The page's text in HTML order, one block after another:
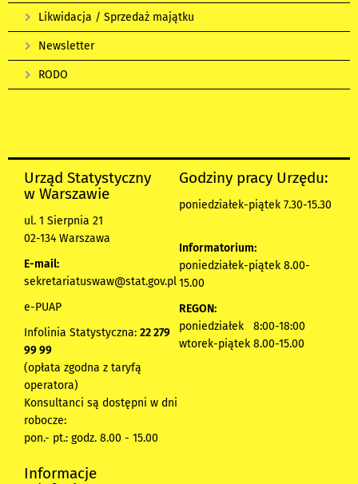
Likwidacja / Sprzedaż majątku
Newsletter
RODO
Urząd Statystyczny
w Warszawie
ul. 1 Sierpnia 21
02-134 Warszawa
E-mail:
sekretariatuswaw@stat.gov.pl
e-PUAP
Infolinia Statystyczna: 22 279
99 99
(opłata zgodna z taryfą
operatora)
Konsultanci są dostępni w dni
robocze:
pon.- pt.: godz. 8.00 - 15.00
Godziny pracy Urzędu:
poniedziałek-piątek 7.30-15.30
Informatorium:
poniedziałek-piątek 8.00-
15.00
REGON:
poniedziałek 8:00-18:00
wtorek-piątek 8.00-15.00
Informacje